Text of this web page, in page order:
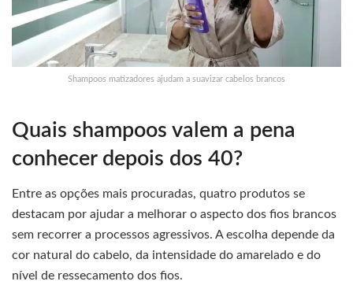
Shampoos matizadores ajudam a suavizar cabelos brancos
Quais shampoos valem a pena
conhecer depois dos 40?
Entre as opções mais procuradas, quatro produtos se
destacam por ajudar a melhorar o aspecto dos fios brancos
sem recorrer a processos agressivos. A escolha depende da
cor natural do cabelo, da intensidade do amarelado e do
nível de ressecamento dos fios.